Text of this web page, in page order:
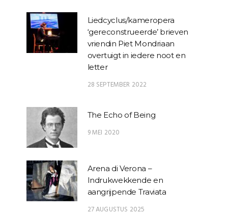
Liedcyclus/kameropera
‘gereconstrueerde’ brieven
vriendin Piet Mondriaan
overtuigt in iedere noot en
letter
28 SEPTEMBER 2022
The Echo of Being
9 MEI 2020
Arena di Verona –
Indrukwekkende en
aangrijpende Traviata
27 AUGUSTUS 2025